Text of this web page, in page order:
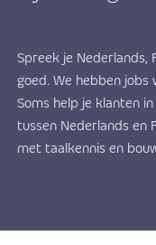
Spreek je Nederlands,
goed. We hebben
Soms help je klanten
tussen Nederlands en
met taalkennis en